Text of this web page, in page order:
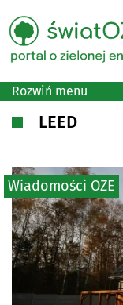
Rozwiń menu
LEED
Wiadomości OZE